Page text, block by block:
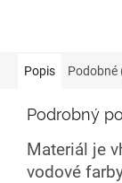
Popis Podobné
Podrobný
Materiál je
vodové